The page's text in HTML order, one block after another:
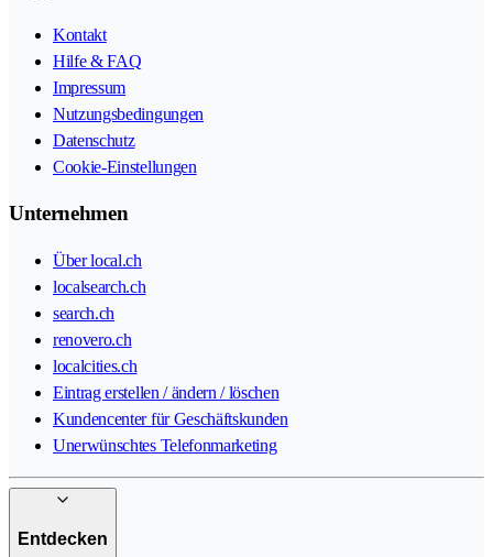
Kontakt
Hilfe & FAQ
Impressum
Nutzungsbedingungen
Datenschutz
Cookie-Einstellungen
Unternehmen
Über local.ch
localsearch.ch
search.ch
renovero.ch
localcities.ch
Eintrag erstellen / ändern / löschen
Kundencenter für Geschäftskunden
Unerwünschtes Telefonmarketing
Entdecken